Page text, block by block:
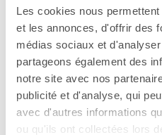
Les cookies nous
et les annonces, d'offrir des
médias sociaux et
partageons également des
notre site avec nos
publicité et d'analyse, qui
avec d'autres informations
ou qu'ils ont collectées lors
Disponibilité Toute
FAVORI